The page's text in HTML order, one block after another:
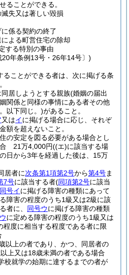
ることができる。
失又は著しい毀損
係る契約の終了
よる町営住宅の除却
する特別の事由
年条例13号・26年14号〕)
ることができる者は、次に掲げる条
居しようとする親族(婚姻の届出
関係と同様の事情にある者その他
以下同じ。)があること。
又はイに掲げる場合に応じ、それぞ
額を超えないこと。
の安定を図る必要がある場合とし
21万4,000円((エ)に該当する場
日から3年を経過した後は、15万
居者に次条第1項第2号から第4号ま
7号に該当する者(同項第2号に該当
同号イに掲げる障害の種類にあって
障害の程度のうち1級又は2級に該
者に、 同号ウに掲げる障害の種類
に定める障害の程度のうち1級又は
程度に相当する程度である者に限
以上の者であり、かつ、同居者の
上又は18歳未満の者である場合
校就学の始期に達するまでの者が